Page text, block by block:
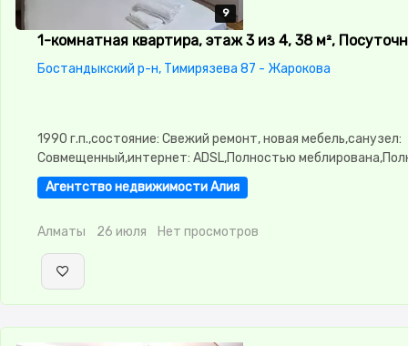
9
9
9
9
9
1-комнатная квартира, этаж 3 из 4, 38 м²,
Бостандыкский р-н, Тимирязева 87 - Жарокова
1990 г.п.,состояние: Свежий ремонт, новая мебель,санузел:
Совмещенный,интернет: ADSL,Полностью
меблирована,паркинг: Рядом охраняемая
замок,Неугловая
Агентство недвижимости Алия
Алматы 26 июля Нет просмотров